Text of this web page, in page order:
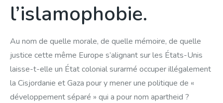
l’islamophobie.
Au nom de quelle morale, de quelle mémoire, de quelle
justice cette même Europe s’alignant sur les États-Unis
laisse-t-elle un État colonial surarmé occuper illégalement
la Cisjordanie et Gaza pour y mener une politique de «
développement séparé » qui a pour nom apartheid ?